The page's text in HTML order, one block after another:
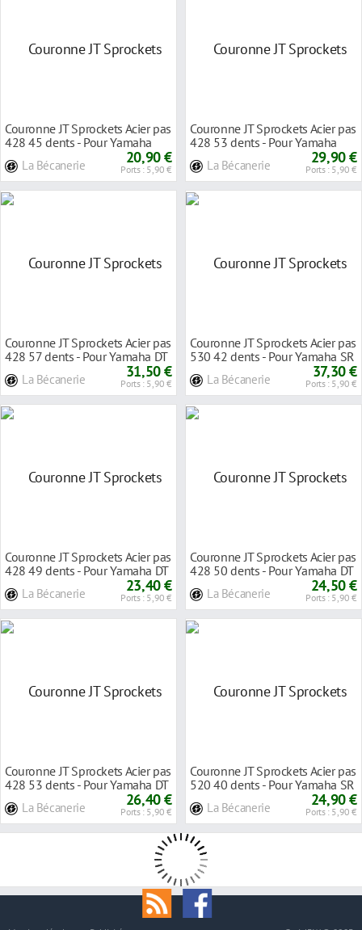
Couronne JT Sprockets Acier pas
428 45 dents - Pour Yamaha
La Bécanerie 20,90 €
Ports : 5,90 €
Couronne JT Sprockets Acier pas
428 53 dents - Pour Yamaha
La Bécanerie 29,90 €
Ports : 5,90 €
Couronne JT Sprockets Acier pas
428 57 dents - Pour Yamaha DT
La Bécanerie 31,50 €
Ports : 5,90 €
Couronne JT Sprockets Acier pas
530 42 dents - Pour Yamaha SR
La Bécanerie 37,30 €
Ports : 5,90 €
Couronne JT Sprockets Acier pas
428 49 dents - Pour Yamaha DT
La Bécanerie 23,40 €
Ports : 5,90 €
Couronne JT Sprockets Acier pas
428 50 dents - Pour Yamaha DT
La Bécanerie 24,50 €
Ports : 5,90 €
Couronne JT Sprockets Acier pas
428 53 dents - Pour Yamaha DT
La Bécanerie 26,40 €
Ports : 5,90 €
Couronne JT Sprockets Acier pas
520 40 dents - Pour Yamaha SR
La Bécanerie 24,90 €
Ports : 5,90 €